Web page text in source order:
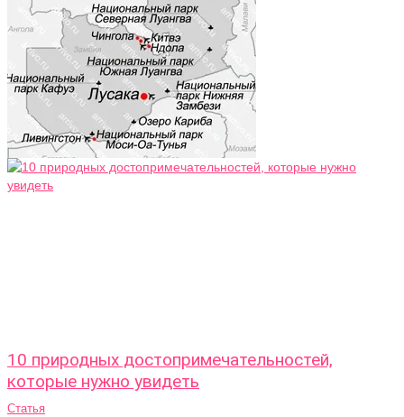
10 природных достопримечательностей,
которые нужно увидеть
Статья